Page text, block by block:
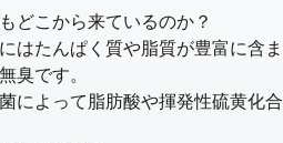
どこから来ているのか？
はたんぱく質や脂質が豊富に含ま
臭です。
によって 脂肪酸や揮発性硫黄化合